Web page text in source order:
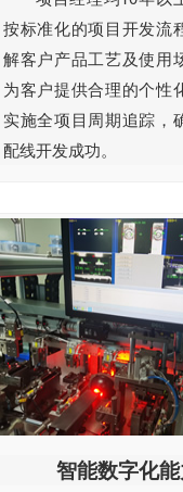
按标准化的项目开发流
解客户产品工艺及使用
为客户提供合理的个性
实施全项目周期追踪，
配线开发成功。
智能数字化